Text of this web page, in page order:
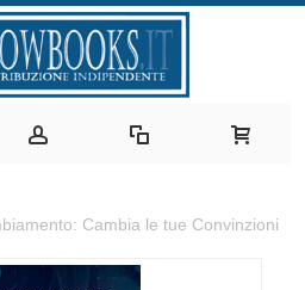
Cambia le tue Convinzioni